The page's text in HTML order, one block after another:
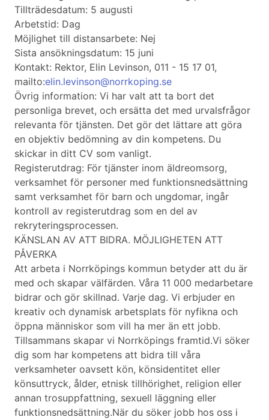
Tillträdesdatum: 5 augusti
Arbetstid: Dag
Möjlighet till distansarbete: Nej
Sista ansökningsdatum: 15 juni
Kontakt: Rektor, Elin Levinson, 011 - 15 17 01,
mailto:elin.levinson@norrkoping.se
Övrig information: Vi har valt att ta bort det
personliga brevet, och ersätta det med urvalsfrågor
relevanta för tjänsten. Det gör det lättare att göra
en objektiv bedömning av din kompetens. Du
skickar in ditt CV som vanligt.
Registerutdrag: För tjänster inom äldreomsorg,
verksamhet för personer med funktionsnedsättning
samt verksamhet för barn och ungdomar, ingår
kontroll av registerutdrag som en del av
rekryteringsprocessen.
KÄNSLAN AV ATT BIDRA. MÖJLIGHETEN ATT
PÅVERKA
Att arbeta i Norrköpings kommun betyder att du är
med och skapar välfärden. Våra 11 000 medarbetare
bidrar och gör skillnad. Varje dag. Vi erbjuder en
kreativ och dynamisk arbetsplats för nyfikna och
öppna människor som vill ha mer än ett jobb.
Tillsammans skapar vi Norrköpings framtid.Vi söker
dig som har kompetens att bidra till våra
verksamheter oavsett kön, könsidentitet eller
könsuttryck, ålder, etnisk tillhörighet, religion eller
annan trosuppfattning, sexuell läggning eller
funktionsnedsättning.När du söker jobb hos oss i